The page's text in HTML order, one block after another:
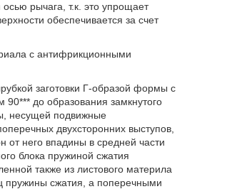
рычага, т.к. это упрощает
обеспечивается за счет
с антифрикционными
заготовки Г-образой формы с
до образования замкнутого
несущей подвижные
двухсторонних выступов,
от него впадины в средней части
блока пружиной сжатия
также из листового материла
пружины сжатия, а поперечными